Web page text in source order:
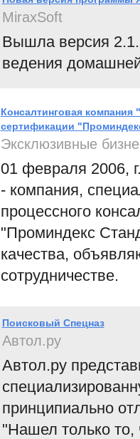
MiraxSoft
Вышла версия
ведения
Консалтинговая
сертификации
Эксклюзивные
01 февраля 2006,
- компания,
процессного
"Проминдекс
качества,
сотрудничестве.
Поисковый Спецназ
Автол.ру
Автол.ру
принципиально
"Нашел только то,